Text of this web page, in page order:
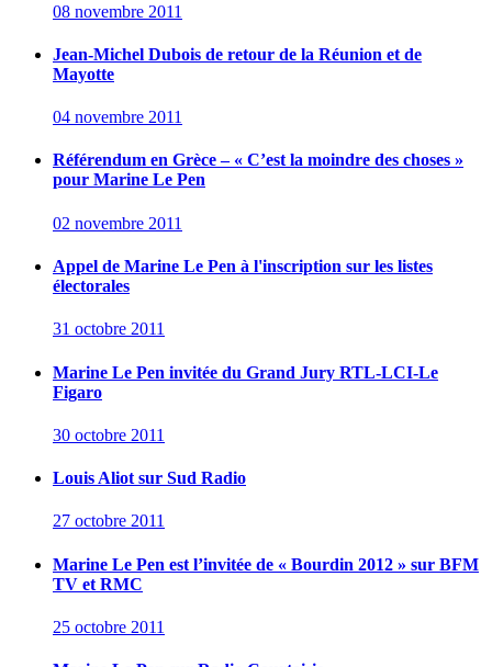
08 novembre 2011
Jean-Michel Dubois de retour de la Réunion et de
Mayotte
04 novembre 2011
Référendum en Grèce – « C’est la moindre des choses »
pour Marine Le Pen
02 novembre 2011
Appel de Marine Le Pen à l'inscription sur les listes
électorales
31 octobre 2011
Marine Le Pen invitée du Grand Jury RTL-LCI-Le
Figaro
30 octobre 2011
Louis Aliot sur Sud Radio
27 octobre 2011
Marine Le Pen est l’invitée de « Bourdin 2012 » sur BFM
TV et RMC
25 octobre 2011